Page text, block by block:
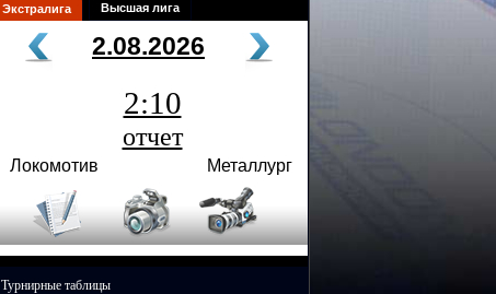
Экстралига Высшая лига
2.08.2026
2:10
отчет
Локомотив Металлург
Турнирные таблицы